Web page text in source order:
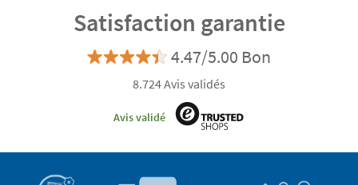
Satisfaction garantie
4.47/5.00 Bon
8.724 Avis validés
Avis validé